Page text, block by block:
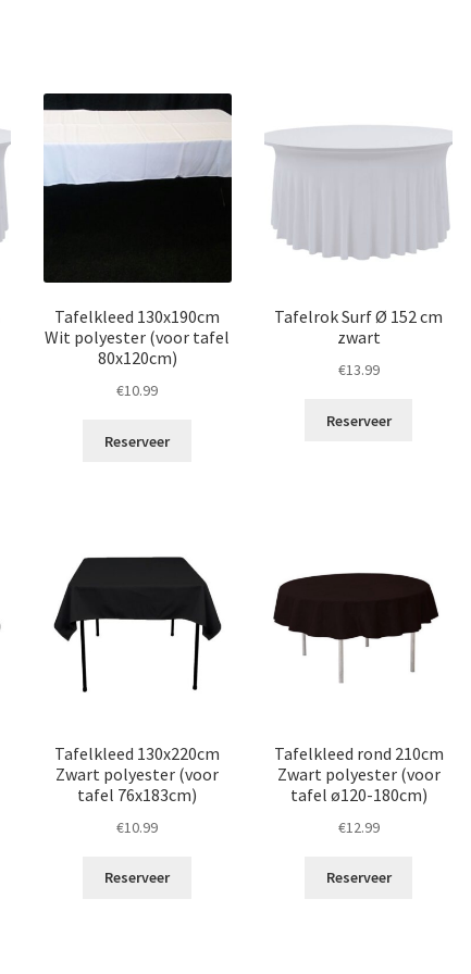
Tafelkleed 130x190cm
Wit polyester (voor tafel
80x120cm)
€10.99
Reserveer
Tafelrok Surf Ø 152 cm
zwart
€13.99
Reserveer
Tafelkleed 130x220cm
Zwart polyester (voor
tafel 76x183cm)
€10.99
Reserveer
Tafelkleed rond 210cm
Zwart polyester (voor
tafel ø120-180cm)
€12.99
Reserveer